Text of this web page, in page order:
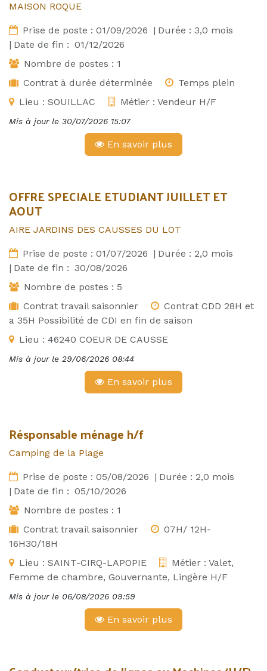
MAISON ROQUE
Prise de poste : 01/09/2026 | Durée : 3,0 mois
| Date de fin : 01/12/2026
Nombre de postes : 1
Contrat à durée déterminée
Temps plein
Lieu : SOUILLAC Métier : Vendeur H/F
Mis à jour le 30/07/2026 15:07
En savoir plus
OFFRE SPECIALE ETUDIANT JUILLET ET
AOUT
AIRE JARDINS DES CAUSSES DU LOT
Prise de poste : 01/07/2026 | Durée : 2,0 mois
| Date de fin : 30/08/2026
Nombre de postes : 5
Contrat travail saisonnier
Contrat CDD 28H et
a 35H Possibilité de CDI en fin de saison
Lieu : 46240 COEUR DE CAUSSE
Mis à jour le 29/06/2026 08:44
En savoir plus
Résponsable ménage h/f
Camping de la Plage
Prise de poste : 05/08/2026 | Durée : 2,0 mois
| Date de fin : 05/10/2026
Nombre de postes : 1
Contrat travail saisonnier
07H/ 12H-
16H30/18H
Lieu : SAINT-CIRQ-LAPOPIE Métier : Valet,
Femme de chambre, Gouvernante, Lingère H/F
Mis à jour le 06/08/2026 09:59
En savoir plus